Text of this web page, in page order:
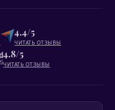
4.4/5
ЧИТАТЬ ОТЗЫВЫ
4.8/5
ЧИТАТЬ ОТЗЫВЫ